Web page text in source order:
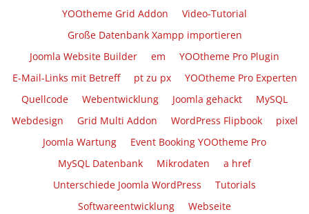
YOOtheme Grid Addon
Video-Tutorial
Große Datenbank Xampp importieren
Joomla Website Builder
em
YOOtheme Pro Plugin
E-Mail-Links mit Betreff
pt zu px
YOOtheme Pro Experten
Quellcode
Webentwicklung Joomla gehackt
MySQL
Webdesign
Grid Multi Addon WordPress Flipbook
pixel
Joomla Wartung
Event Booking YOOtheme Pro
MySQL Datenbank
Mikrodaten
a href
Unterschiede Joomla WordPress
Tutorials
Softwareentwicklung
Webseite